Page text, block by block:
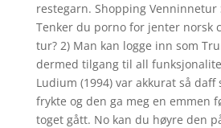
restegarn. Shopping Venninnetur
Tenker du porno for jenter norsk
tur? 2) Man kan logge inn som
dermed tilgang til all
Ludium (1994) var akkurat så daff
frykte og den ga meg en emmen
toget gått. No kan du høyre den